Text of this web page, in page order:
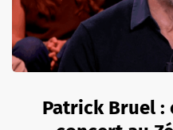
Patrick Bruel :